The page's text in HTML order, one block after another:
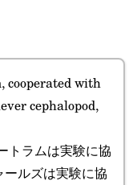
cooperated with
cephalopod,
トラムは実験に協
ルズは実験に協